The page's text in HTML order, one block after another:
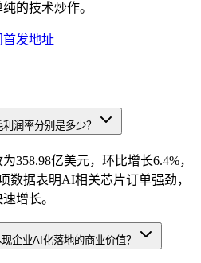
的技术炒作。
首发地址
润率分别是多少？
358.98亿美元，环比增长6.4%，
数据表明AI相关芯片订单强劲，
增长。
企业AI化落地的商业价值？